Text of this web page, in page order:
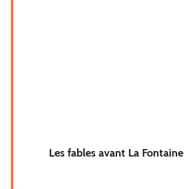
Les fables avant La Fontaine